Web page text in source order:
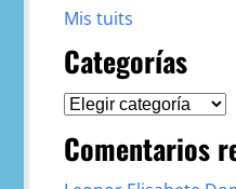
Mis tuits
Categorías
Categorías
Comentarios